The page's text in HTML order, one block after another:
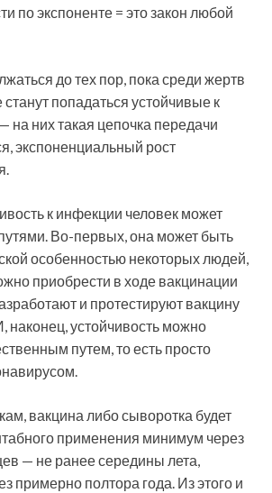
по экспоненте = это закон любой
до тех пор, пока среди жертв
попадаться устойчивые к
на них такая цепочка передачи
экспоненциальный рост
к инфекции человек может
Во-первых, она может быть
особенностью некоторых людей,
приобрести в ходе вакцинации
и протестируют вакцину
наконец, устойчивость можно
путем, то есть просто
вакцина либо сыворотка будет
применения минимум через
— не ранее середины лета,
примерно полтора года. Из этого и